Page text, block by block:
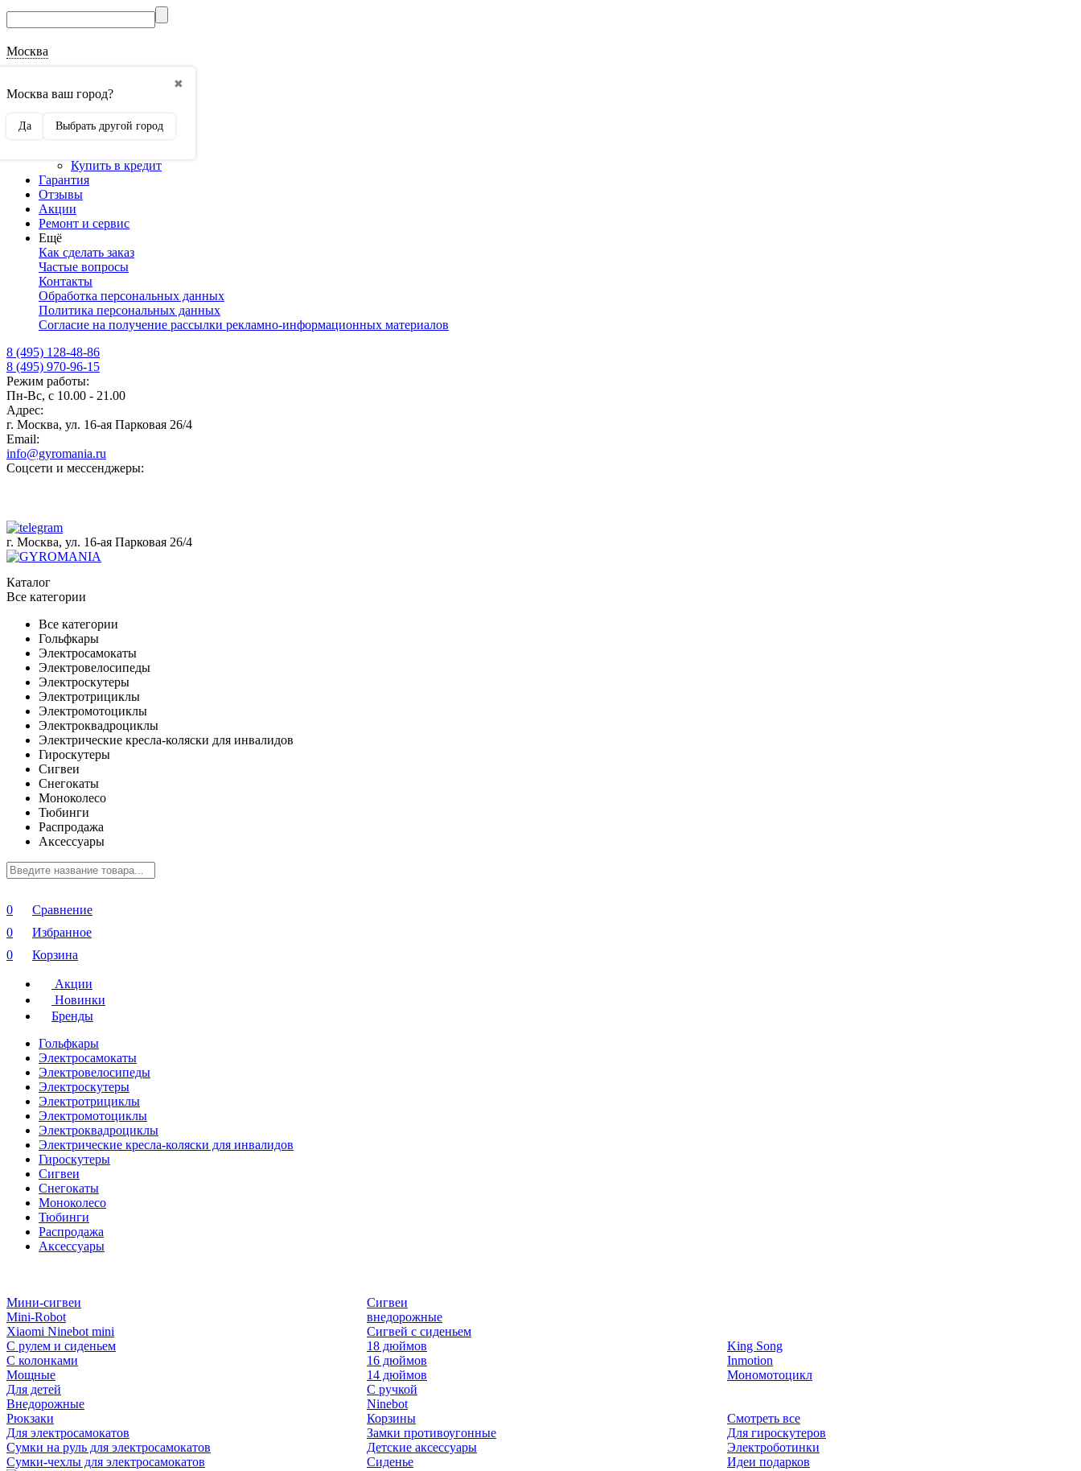
Москва
✖
Москва ваш город?
Да Выбрать другой город
Наши реквизиты
Оптовикам
Сотрудничество
Купить в кредит
Гарантия
Отзывы
Акции
Ремонт и сервис
Ещё
Как сделать заказ
Частые вопросы
Контакты
Обработка персональных данных
Политика персональных данных
Согласие на получение рассылки рекламно-информационных материалов
8 (495) 128-48-86
8 (495) 970-96-15
Режим работы:
Пн-Вс, с 10.00 - 21.00
Адрес:
г. Москва, ул. 16-ая Парковая 26/4
Email:
info@gyromania.ru
Соцсети и мессенджеры:
г. Москва, ул. 16-ая Парковая 26/4
Каталог
Все категории
Все категории
Гольфкары
Электросамокаты
Электровелосипеды
Электроскутеры
Электротрициклы
Электромотоциклы
Электроквадроциклы
Электрические кресла-коляски для инвалидов
Гироскутеры
Сигвеи
Снегокаты
Моноколесо
Тюбинги
Распродажа
Аксессуары
0
Сравнение
0
Избранное
0
Корзина
Акции
Новинки
Бренды
Гольфкары
Электросамокаты
Электровелосипеды
Электроскутеры
Электротрициклы
Электромотоциклы
Электроквадроциклы
Электрические кресла-коляски для инвалидов
Гироскутеры
Сигвеи
Снегокаты
Моноколесо
Тюбинги
Распродажа
Аксессуары
Мини-сигвеи
Mini-Robot
Xiaomi Ninebot mini
Сигвеи
внедорожные
Сигвей с сиденьем
С рулем и сиденьем
С колонками
Мощные
Для детей
Внедорожные
18 дюймов
16 дюймов
14 дюймов
С ручкой
Ninebot
King Song
Inmotion
Мономотоцикл
Рюкзаки
Для электросамокатов
Сумки на руль для электросамокатов
Сумки-чехлы для электросамокатов
Корзины
Замки противоугонные
Детские аксессуары
Сиденье
Смотреть все
Для гироскутеров
Электроботинки
Идеи подарков